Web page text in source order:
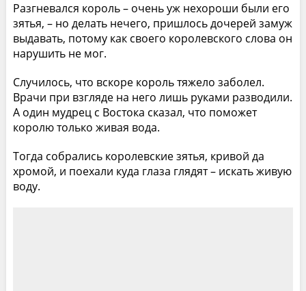
Разгневался король – очень уж нехороши были его
зятья, – но делать нечего, пришлось дочерей замуж
выдавать, потому как своего королевского слова он
нарушить не мог.
Случилось, что вскоре король тяжело заболел.
Врачи при взгляде на него лишь руками разводили.
А один мудрец с Востока сказал, что поможет
королю только живая вода.
Тогда собрались королевские зятья, кривой да
хромой, и поехали куда глаза глядят – искать живую
воду.